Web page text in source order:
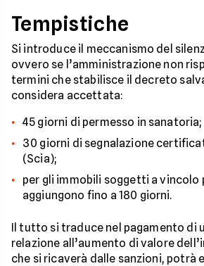
Tempistiche
Si introduce il meccanismo del
ovvero se l’amministrazione non
termini che stabilisce il decreto
considera accettata:
45 giorni di permesso in sanatoria;
30 giorni di segnalazione
(Scia);
per gli immobili soggetti a vincolo
aggiungono fino a 180 giorni.
Il tutto si traduce nel pagamento di
relazione all’aumento di valore
che si ricaverà dalle sanzioni, potrà